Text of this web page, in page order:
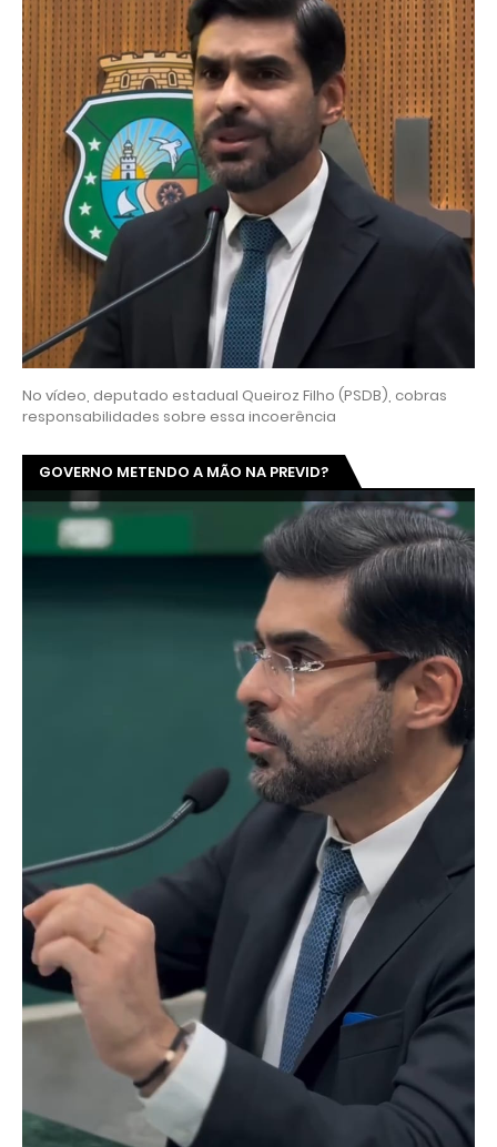
No vídeo, deputado estadual Queiroz Filho (PSDB), cobras
responsabilidades sobre essa incoerência
GOVERNO METENDO A MÃO NA PREVID?